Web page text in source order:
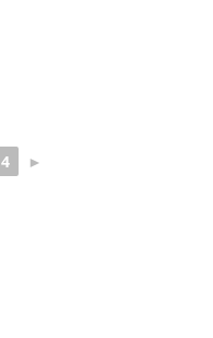
4 ►